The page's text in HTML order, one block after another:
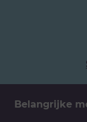
Belangrijke